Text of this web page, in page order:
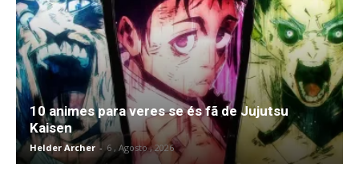
10 animes para veres se és fã de Jujutsu
Kaisen
Helder Archer - 6 , Agosto , 2026